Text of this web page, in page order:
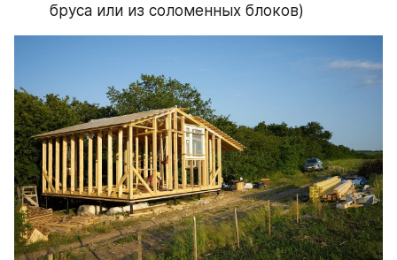
бруса или из соломенных блоков)